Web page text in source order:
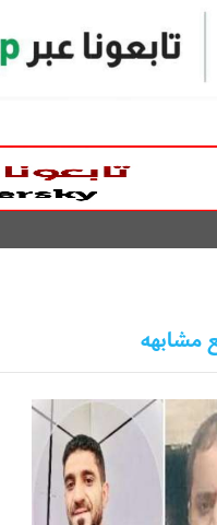
مشابهه